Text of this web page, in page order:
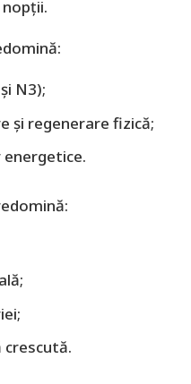
N3);
și regenerare fizică;